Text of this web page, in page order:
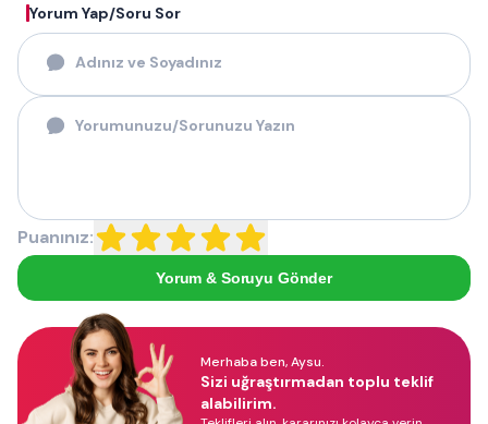
Yorum Yap/Soru Sor
Puanınız:
Yorum & Soruyu Gönder
Merhaba ben, Aysu.
Sizi uğraştırmadan toplu teklif
alabilirim.